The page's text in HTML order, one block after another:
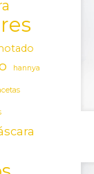
hannya